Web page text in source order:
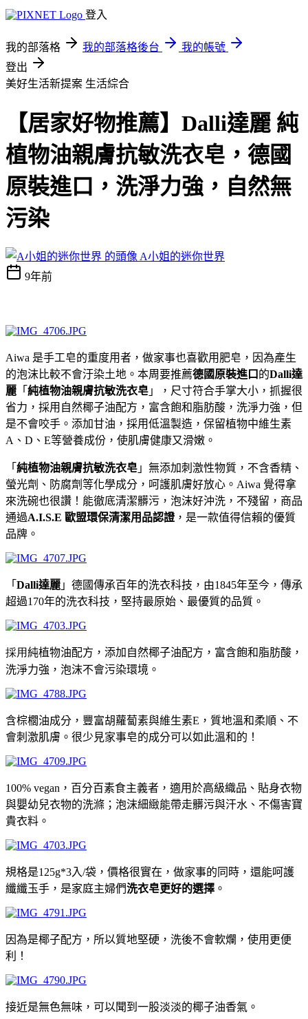
登入
我的部落格 我的部落格後台
我的帳號
登出
美好生活新提案 生活綜合
【居家好物推薦】Dalli達麗 純
植物油親膚抗敏洗衣皂，德國
原裝進口，洗淨力強，自然無
污染
A小姐的迷你世界
9年前
Aiwa 是手工皂的重度用者，做家事也喜歡用肥皂，因為產生
的泡沫比較不會汙染土地。本周要推薦德國原裝進口 的Dalli達
麗 「 純植物油親膚抗敏洗衣皂 」，尺寸符合手掌大小，抓握很
省力， 採用自然椰子油配方，富含飽和脂肪酸，洗淨力強，但
是不會咬手。 添加甘油，採用低溫製造，保留植物中維生素
A、D、E等營養成份，使肌膚健康又滑嫩。
「 純植物油親膚抗敏洗衣皂 」 無添加刺激性物質， 不含香精、
螢光劑、防腐劑等化學成分，呵護肌膚好放心。Aiwa 覺得拿
來洗碗也很讚！能徹底清潔髒污，泡沫好沖洗，不殘留，商品
通過A.I.S.E 歐盟環保清潔用品認證，是一款值得信賴的優質
品牌。
「 Dalli達麗 」德國傳承百年的洗衣科技， 由1845年至今，傳承
超過170年的洗衣科技，堅持最原始、最優質的品質。
採用純植物油配方，添加自然椰子油配方，富含飽和脂肪酸，
洗淨力強，泡沫不會污染環境。
含棕櫚油成分，豐富胡蘿蔔素與維生素E，質地溫和柔順、不
會刺激肌膚。很少見家事皂的成分可以如此溫和的！
100% vegan，百分百素食主義者， 適用於高級織品、貼身衣物
與嬰幼兒衣物的洗滌；泡沫細緻能帶走髒污與汗水、不傷害寶
貴衣料。
規格是125g*3入/袋，價格很實在，做家事的同時，還能呵護
纖纖玉手，是家庭主婦們洗衣皂更好的選擇 。
因為是椰子配方，所以質地堅硬，洗後不會軟爛，使用更便
利！
接近是無色無味，可以聞到一股淡淡的椰子油香氣。